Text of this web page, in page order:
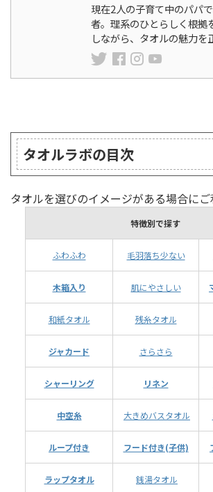
現在2人の子育て中のパパ
者。理系のひとらしく根拠
しながら、タオルの魅力を
タオルラボの目次
タオルを選びのイメージがある場合にご
特徴別で探す
ふわふわ 毛羽落ち少ない
木箱入り 肌にやさしい
和紙タオル 残糸タオル
ジャカード さらさら
シャーリング リネン
中空糸 大きめバスタオル
ループ付き フード付き(子供)
ラップタオル 銭湯タオル